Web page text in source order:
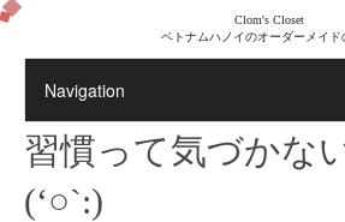
Clom's Closet
ベトナムハノイのオーダーメイド
習慣って気づかな
(‘○`:)